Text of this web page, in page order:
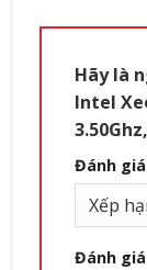
Hãy là
Intel
Đánh
Đánh